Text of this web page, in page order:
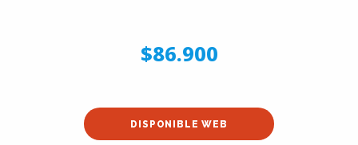
$86.900
DISPONIBLE WEB